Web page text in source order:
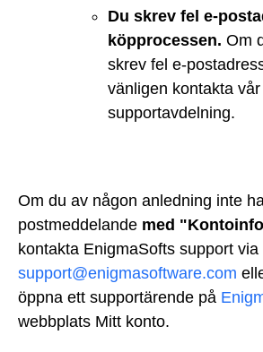
Du skrev fel e-
köpprocessen. Om
skrev fel e-
vänligen kontakta vår
supportavdelning.
Om du av någon anledning inte
postmeddelande med
kontakta EnigmaSofts support
support@enigmasoftware.com
öppna ett supportärende på
webbplats Mitt konto.